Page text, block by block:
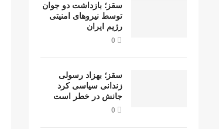
سقز؛ بازداشت دو جوان
توسط نیروهای امنیتی
رژیم ایران
0
سقز؛ بهزاد رسولی
زندانی سیاسی کرد
جانش در خطر است
0